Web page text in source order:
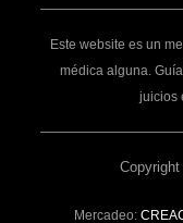
mail)
Este website es un
médica alguna.
juicios
Mercadeo: